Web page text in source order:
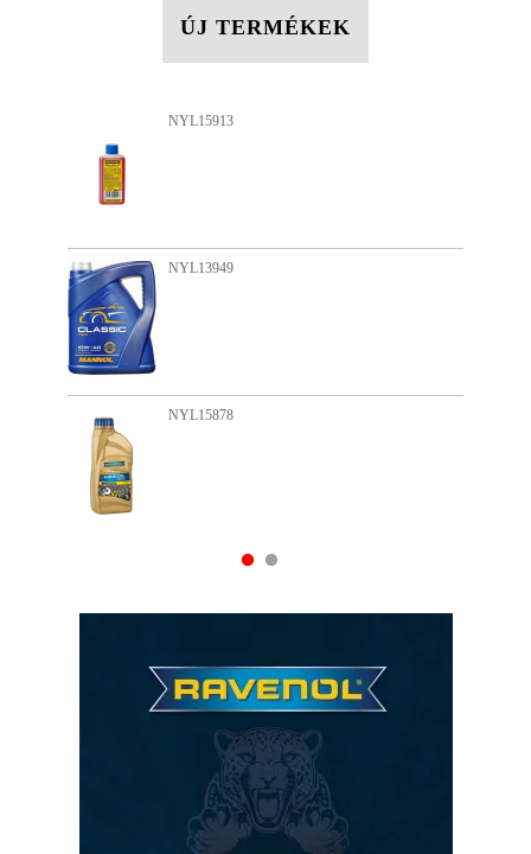
ÚJ TERMÉKEK
NYL13949
NYL15878